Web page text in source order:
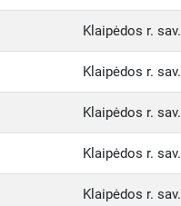
Klaipėdos r. sav.
Klaipėdos r. sav.
Klaipėdos r. sav.
Klaipėdos r. sav.
Klaipėdos r. sav.